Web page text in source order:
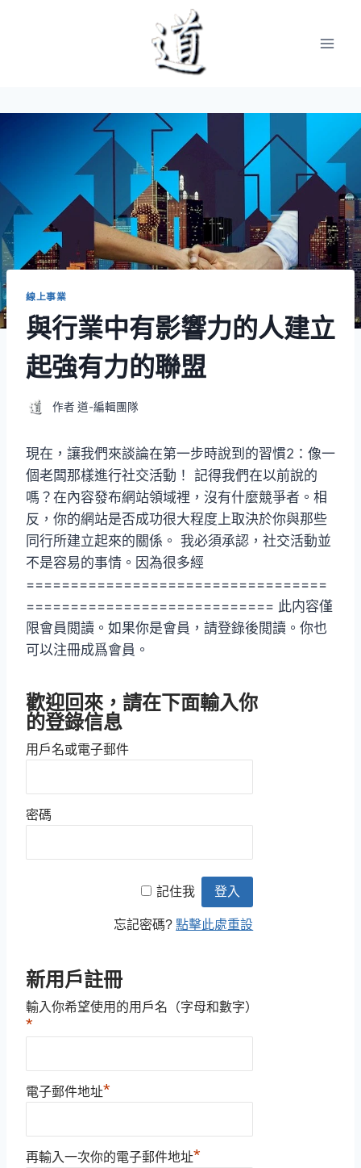
線上事業
與行業中有影響力的人建立
起強有力的聯盟
作者 道-編輯團隊
現在，讓我們來談論在第一步時說到的習慣2：像一
個老闆那樣進行社交活動！ 記得我們在以前說的
嗎？在內容發布網站領域裡，沒有什麼競爭者。相
反，你的網站是否成功很大程度上取決於你與那些
同行所建立起來的關係。 我必須承認，社交活動並
不是容易的事情。因為很多經
==================================
============================ 此内容僅
限會員閲讀。如果你是會員，請登錄後閲讀。你也
可以注冊成爲會員。
歡迎回來，請在下面輸入你
的登錄信息
用戶名或電子郵件
密碼
記住我
忘記密碼?點擊此處重設
新用戶註冊
輸入你希望使用的用戶名（字母和數字）
*
電子郵件地址*
再輸入一次你的電子郵件地址*